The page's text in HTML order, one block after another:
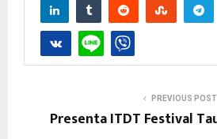
PREVIOUS POST
Presenta ITDT Festival